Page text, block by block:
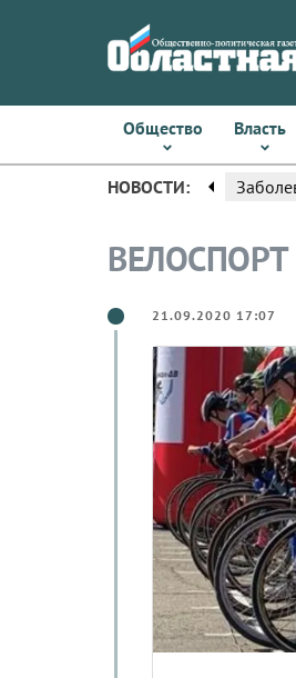
Общество Власть
НОВОСТИ: arrow_left В
ВЕЛОСПОРТ
21.09.2020 17:07